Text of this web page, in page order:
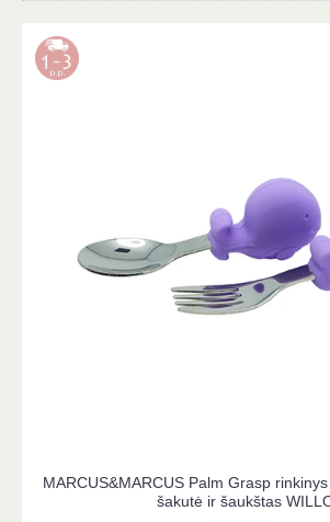
MARCUS&MARCUS Palm Grasp
šakutė ir šaukštas